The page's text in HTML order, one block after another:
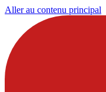
Aller au contenu principal